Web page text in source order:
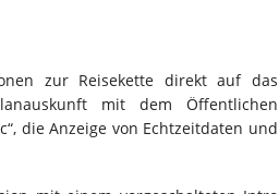
zur Reisekette direkt auf das
mit dem Öffentlichen
die Anzeige von Echtzeitdaten und